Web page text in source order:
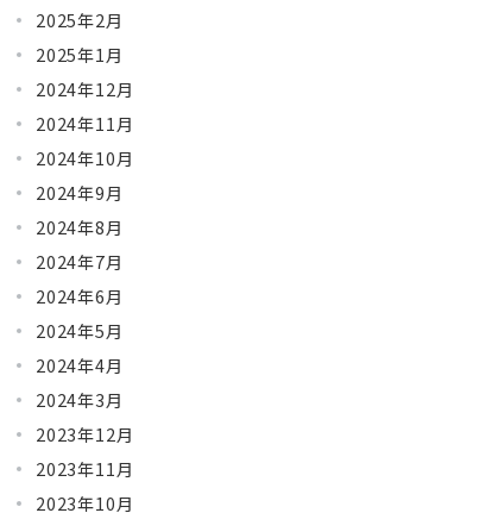
2025年2月
2025年1月
2024年12月
2024年11月
2024年10月
2024年9月
2024年8月
2024年7月
2024年6月
2024年5月
2024年4月
2024年3月
2023年12月
2023年11月
2023年10月